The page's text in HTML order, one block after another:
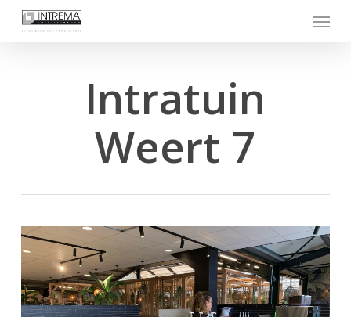
Menu
Intratuin
Weert 7